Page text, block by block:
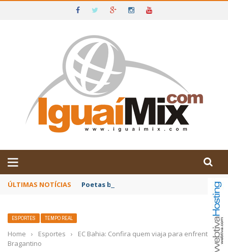
IGUAÍ E SUDOESTE DA BAHIA
ÚLTIMAS NOTÍCIAS Poetas baianos representam o Brasil no
ESPORTES TEMPO REAL
Home › Esportes ›
EC Bahia: Confira quem viaja para enfrentar o
Bragantino